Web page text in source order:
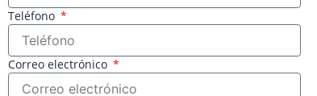
Teléfono
Correo electrónico